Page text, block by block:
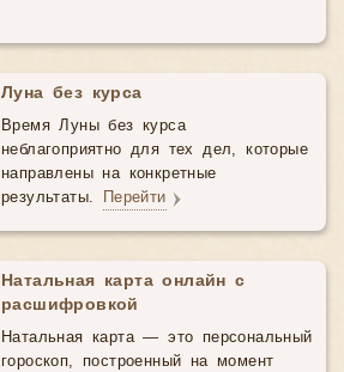
Луна без курса
Время Луны без курса
неблагоприятно для тех дел, которые
направлены на конкретные
результаты. Перейти
Натальная карта онлайн с
расшифровкой
Натальная карта — это персональный
гороскоп, построенный на момент